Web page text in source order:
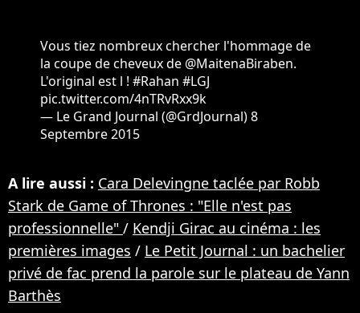
Vous tiez nombreux chercher l'hommage de
la coupe de cheveux de @MaitenaBiraben.
L'original est l ! #Rahan #LGJ
pic.twitter.com/4nTRvRxx9k
— Le Grand Journal (@GrdJournal)8
Septembre 2015
A lire aussi : Cara Delevingne taclée par Robb
Stark de Game of Thrones : "Elle n'est pas
professionnelle" / Kendji Girac au cinéma : les
premières images / Le Petit Journal : un bachelier
privé de fac prend la parole sur le plateau de Yann
Barthès